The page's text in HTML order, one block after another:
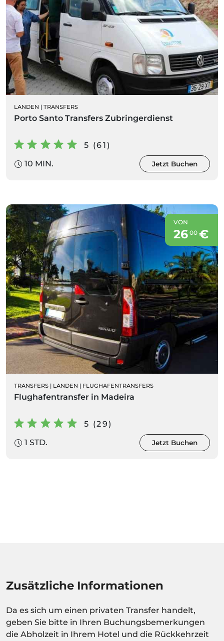
LANDEN | TRANSFERS
Porto Santo Transfers Zubringerdienst
5 (61)
10 MIN.
Jetzt Buchen
VON
26 00€
TRANSFERS | LANDEN | FLUGHAFENTRANSFERS
Flughafentransfer in Madeira
5 (29)
1 STD.
Jetzt Buchen
Zusätzliche Informationen
Da es sich um einen privaten Transfer handelt,
geben Sie bitte in Ihren Buchungsbemerkungen
die Abholzeit in Ihrem Hotel und die Rückkehrzeit